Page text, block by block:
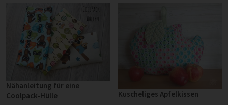
Nähanleitung für eine
Coolpack-Hülle
Kuscheliges Apfelkissen